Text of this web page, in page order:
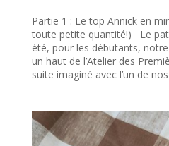
Partie 1 : Le top Annick en
toute petite quantité!) Le
été, pour les débutants,
un haut de l’Atelier des
suite imaginé avec l’un de